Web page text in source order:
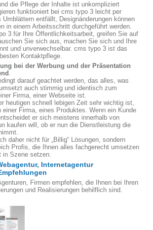
die Pflege der Inhalte ist unkompliziert
funktioniert bei cms typo 3 leicht per
entfällt, Designänderungen können
in einem Arbeitsschritt durchgeführt werden.
3 für Ihre Öffentlichkeitsarbeit, greifen Sie auf
Sie sich aus, machen Sie sich und Ihre
und unverwechselbar. cms typo 3 ist das
Kontaktpflege.
bei der Werbung und der Präsentation
.
darauf geachtet werden, das alles, was
auch stimmig und identisch zum
Firma, einer Webseite ist.
heutigen schnell lebigen Zeit sehr wichtig ist,
einer Firma, eines Produktes. Wenn ein Kunde
er sich meistens innerhalb von
kaufen will, ob er nun die Dienstleistung die
daher nicht für „Billig“ Lösungen, sondern
Profis, die Ihnen alles fachgerecht umsetzen
in Szene setzen.
Internetagentur
Firmen empfehlen, die Ihnen bei Ihren
und Realisierungen behilflich sind.